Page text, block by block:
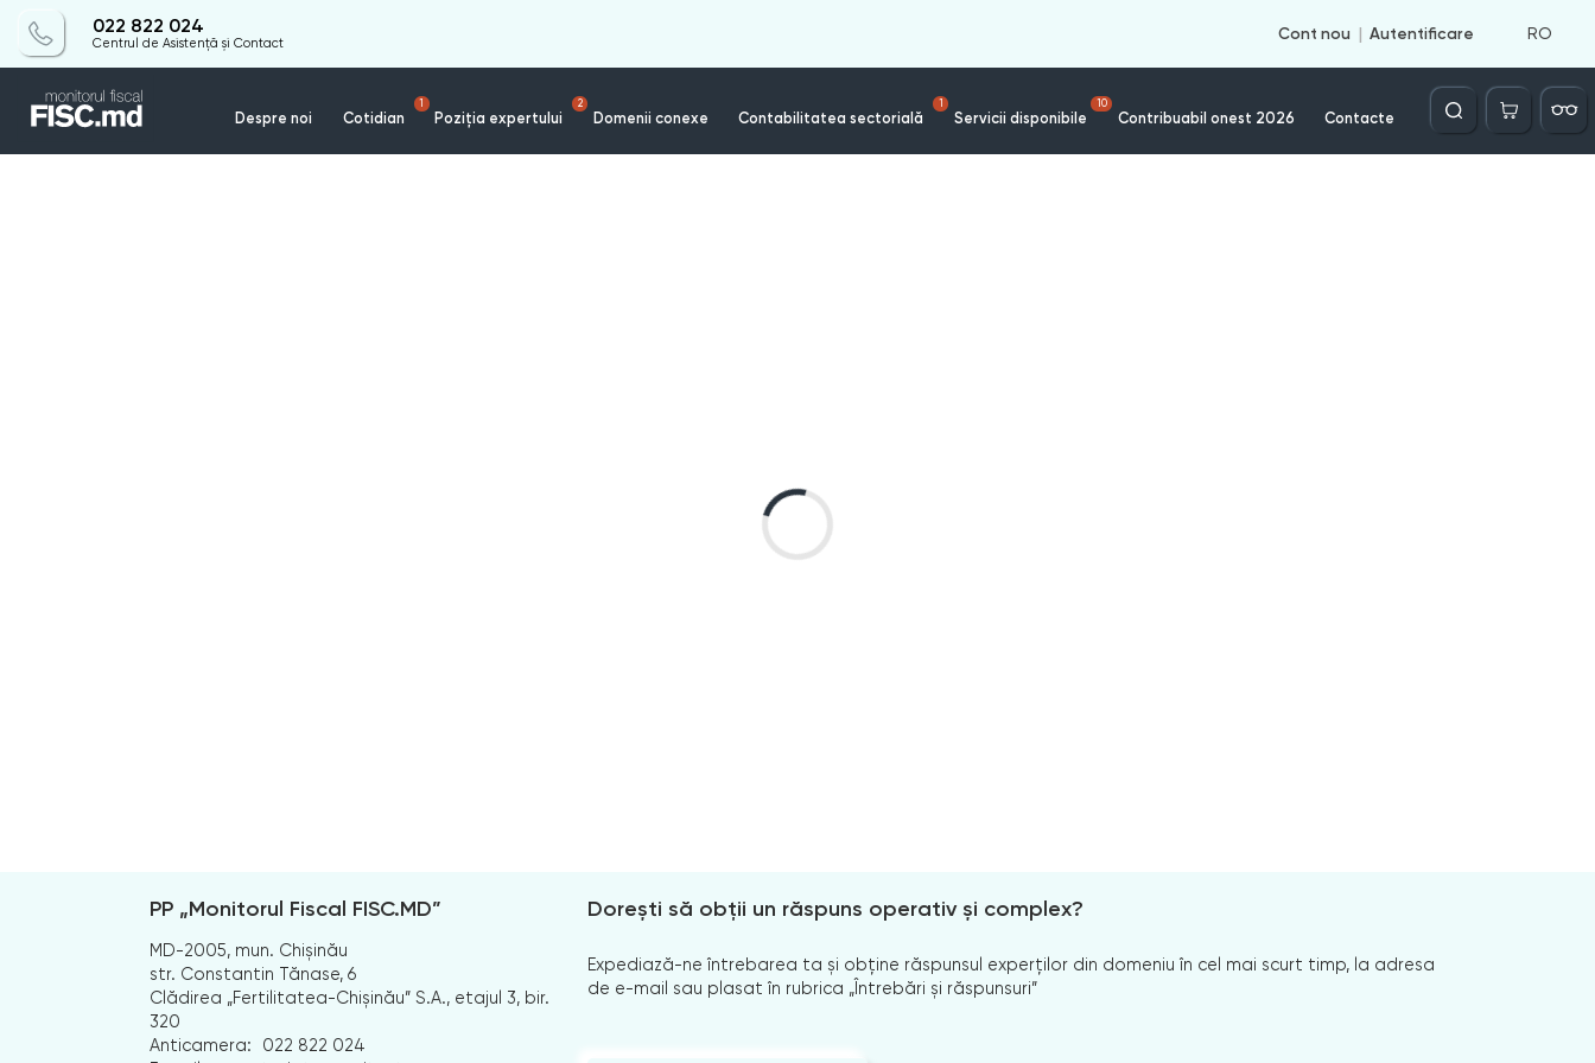
022 822 024
Centrul de Asistență și Contact
Cont nou Autentificare RO
Despre noi Cotidian
1
Poziția expertului
2
Domenii conexe Contabilitatea sectorială
1
Servicii disponibile
10
Contribuabil onest 2026 Contacte
Căutare
PP „Monitorul Fiscal FISC.MD”
MD-2005, mun. Chișinău
str. Constantin Tănase, 6
Clădirea „Fertilitatea-Chișinău” S.A., etajul 3, bir.
320
Anticamera:
022 822 024
Dorești să obții un răspuns operativ și complex?
Expediază-ne întrebarea ta și obține răspunsul experților din domeniu în cel mai scurt timp, la adresa
de e-mail sau plasat în rubrica „Întrebări și răspunsuri”